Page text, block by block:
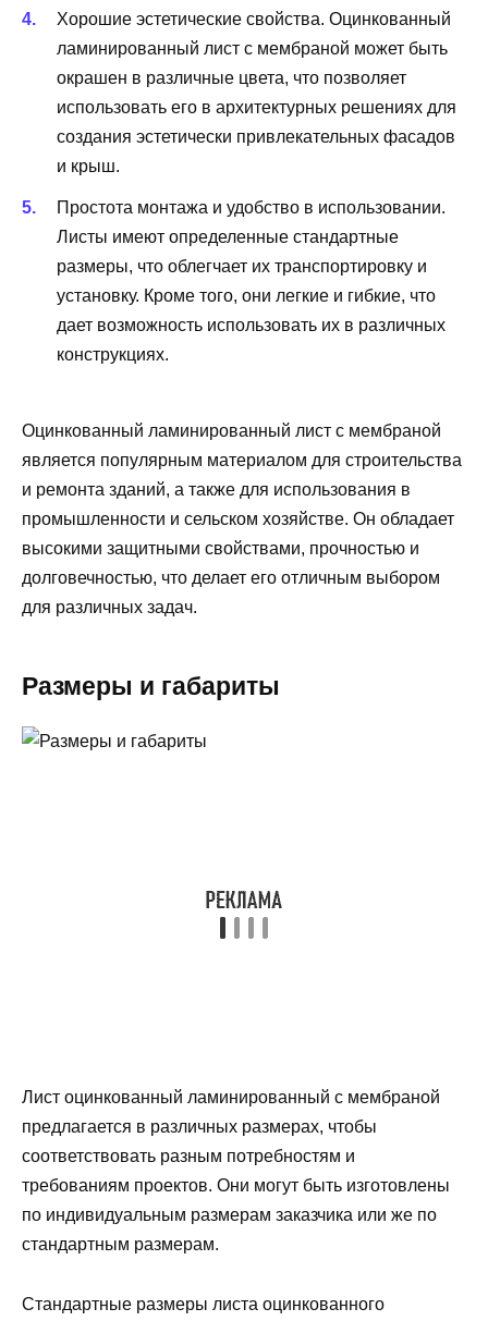
Хорошие эстетические свойства. Оцинкованный
ламинированный лист с мембраной может быть
окрашен в различные цвета, что позволяет
использовать его в архитектурных решениях для
создания эстетически привлекательных фасадов
и крыш.
Простота монтажа и удобство в использовании.
Листы имеют определенные стандартные
размеры, что облегчает их транспортировку и
установку. Кроме того, они легкие и гибкие, что
дает возможность использовать их в различных
конструкциях.
Оцинкованный ламинированный лист с мембраной
является популярным материалом для строительства
и ремонта зданий, а также для использования в
промышленности и сельском хозяйстве. Он обладает
высокими защитными свойствами, прочностью и
долговечностью, что делает его отличным выбором
для различных задач.
Размеры и габариты
Лист оцинкованный ламинированный с мембраной
предлагается в различных размерах, чтобы
соответствовать разным потребностям и
требованиям проектов. Они могут быть изготовлены
по индивидуальным размерам заказчика или же по
стандартным размерам.
Стандартные размеры листа оцинкованного